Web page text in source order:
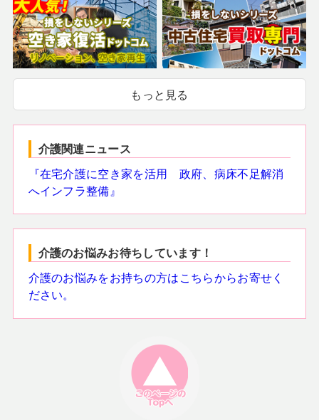
もっと見る
介護関連ニュース
『在宅介護に空き家を活用 政府、病床不足解消
へインフラ整備』
介護のお悩みお待ちしています！
介護のお悩みをお持ちの方はこちらからお寄せく
ださい。